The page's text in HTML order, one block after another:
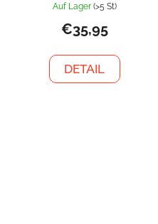
Auf Lager (>5 St)
€35,95
DETAIL